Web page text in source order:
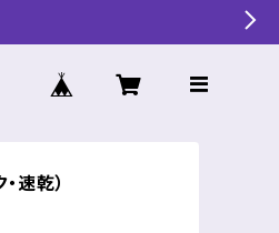
速乾）